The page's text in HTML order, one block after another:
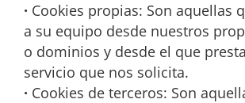
· Cookies propias: Son aquellas
a su equipo desde nuestros
o dominios y desde el que
servicio que nos solicita.
· Cookies de terceros: Son